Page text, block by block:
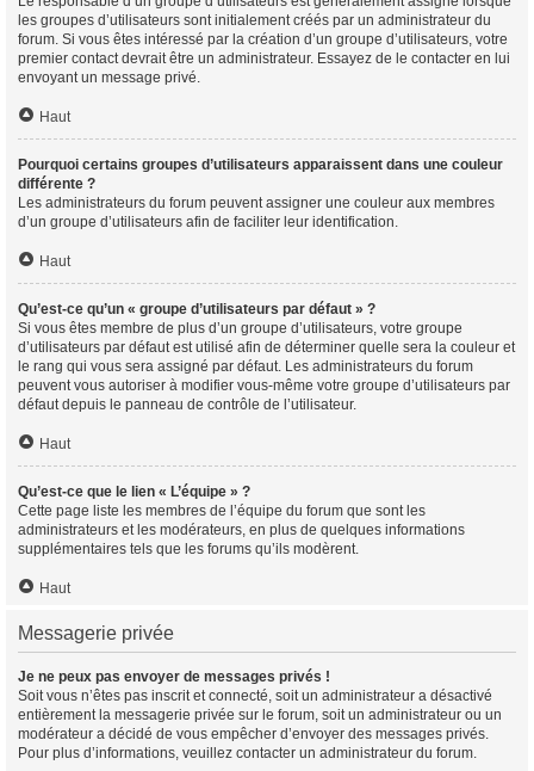
les groupes d’utilisateurs sont initialement créés par un administrateur du
forum. Si vous êtes intéressé par la création d’un groupe d’utilisateurs, votre
premier contact devrait être un administrateur. Essayez de le contacter en lui
envoyant un message privé.
Haut
Pourquoi certains groupes d’utilisateurs apparaissent dans une couleur
différente ?
Les administrateurs du forum peuvent assigner une couleur aux membres
d’un groupe d’utilisateurs afin de faciliter leur identification.
Haut
Qu’est-ce qu’un « groupe d’utilisateurs par défaut » ?
Si vous êtes membre de plus d’un groupe d’utilisateurs, votre groupe
d’utilisateurs par défaut est utilisé afin de déterminer quelle sera la couleur et
le rang qui vous sera assigné par défaut. Les administrateurs du forum
peuvent vous autoriser à modifier vous-même votre groupe d’utilisateurs par
défaut depuis le panneau de contrôle de l’utilisateur.
Haut
Qu’est-ce que le lien « L’équipe » ?
Cette page liste les membres de l’équipe du forum que sont les
administrateurs et les modérateurs, en plus de quelques informations
supplémentaires tels que les forums qu’ils modèrent.
Haut
Messagerie privée
Je ne peux pas envoyer de messages privés !
Soit vous n’êtes pas inscrit et connecté, soit un administrateur a désactivé
entièrement la messagerie privée sur le forum, soit un administrateur ou un
modérateur a décidé de vous empêcher d’envoyer des messages privés.
Pour plus d’informations, veuillez contacter un administrateur du forum.